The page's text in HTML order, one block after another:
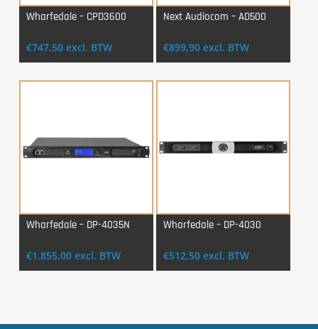
Wharfedale – CPD3600
€747,50 excl. BTW
Next Audiocom – AD500
€899,90 excl. BTW
Wharfedale – DP-4035N
€1.855,00 excl. BTW
Wharfedale – DP-4030
€512,50 excl. BTW